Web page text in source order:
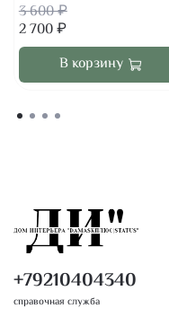
3 600 ₽
2 700 ₽
В корзину
+79210404340
справочная служба